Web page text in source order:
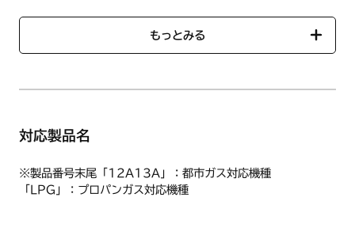
もっとみる
対応製品名
※製品番号末尾「12A13A」：都市ガス対応機種
「LPG」：プロパンガス対応機種